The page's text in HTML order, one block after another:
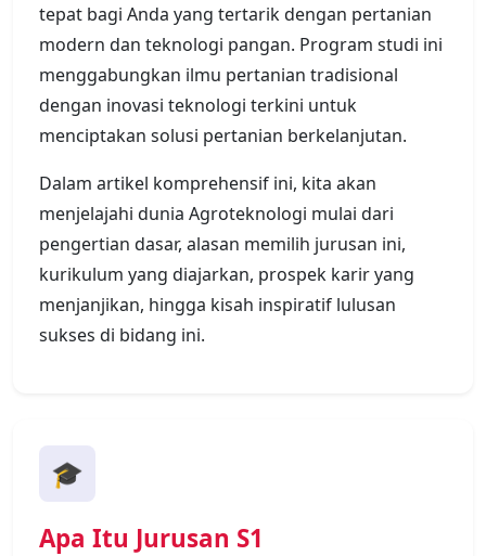
tepat bagi Anda yang tertarik dengan pertanian
modern dan teknologi pangan. Program studi ini
menggabungkan ilmu pertanian tradisional
dengan inovasi teknologi terkini untuk
menciptakan solusi pertanian berkelanjutan.
Dalam artikel komprehensif ini, kita akan
menjelajahi dunia Agroteknologi mulai dari
pengertian dasar, alasan memilih jurusan ini,
kurikulum yang diajarkan, prospek karir yang
menjanjikan, hingga kisah inspiratif lulusan
sukses di bidang ini.
🎓
Apa Itu Jurusan S1